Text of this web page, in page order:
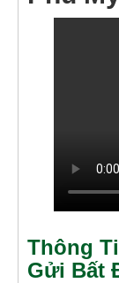
Thông
Gửi Bất